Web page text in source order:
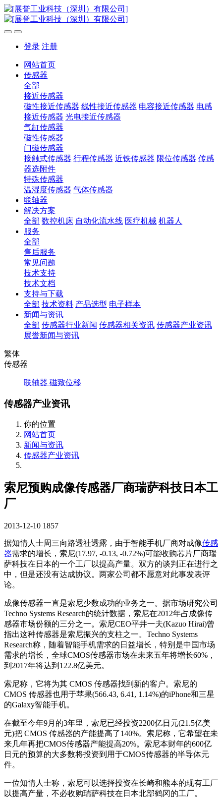
登录 注册
网站首页
传感器
全部
接近传感器
磁性接近传感器 线性接近传感器 电容接近传感器 电感
接近传感器 光电接近传感器
气缸传感器
磁性传感器
门磁传感器
接触式传感器 行程传感器 近铁传感器 限位传感器 传感
器选附件
特殊传感器
温湿度传感器 气体传感器
联轴器
解决方案
全部 数控机床 自动化流水线 医疗机械 机器人
服务
全部
售后服务
常见问题
技术支持
技术文档
支持与下载
全部 技术资料 产品选型 电子样本
新闻与资讯
全部 传感器行业新闻 传感器相关资讯 传感器产业资讯
展誉新闻与资讯
繁体
传感器
联轴器 磁致位移
传感器产业资讯
你的位置
网站首页
新闻与资讯
传感器产业资讯
索尼预购成像传感器厂商瑞萨科技日本工
厂
2013-12-10 1857
据知情人士周三向路透社透露，由于智能手机厂商对成像传感
器需求的增长，索尼(17.97, -0.13, -0.72%)可能收购芯片厂商瑞
萨科技在日本的一个工厂以提高产量。双方的谈判正在进行之
中，但是还没有达成协议。两家公司都不愿意对此事发表评
论。
成像传感器一直是索尼少数成功的业务之一。据市场研究公司
Techno Systems Research的统计数据，索尼在2012年占成像传
感器市场份额的三分之一。索尼CEO平井一夫(Kazuo Hirai)曾
指出这种传感器是索尼振兴的支柱之一。Techno Systems
Research称，随着智能手机需求的日益增长，特别是中国市场
需求的增长，全球CMOS传感器市场在未来五年将增长60%，
到2017年将达到122.8亿美元。
索尼称，它将为其 CMOS 传感器找到新的客户。索尼的
CMOS 传感器也用于苹果(566.43, 6.41, 1.14%)的iPhone和三星
的Galaxy智能手机。
在截至今年9月的3年里，索尼已经投资2200亿日元(21.5亿美
元)把 CMOS 传感器的产能提高了140%。索尼称，它希望在未
来几年再把CMOS传感器产能提高20%。索尼本财年的600亿
日元的预算的大多数将投资到用于CMOS传感器的半导体元
件。
一位知情人士称，索尼可以选择投资在长崎和熊本的现有工厂
以提高产量，不必收购瑞萨科技在日本北部鹤冈的工厂。